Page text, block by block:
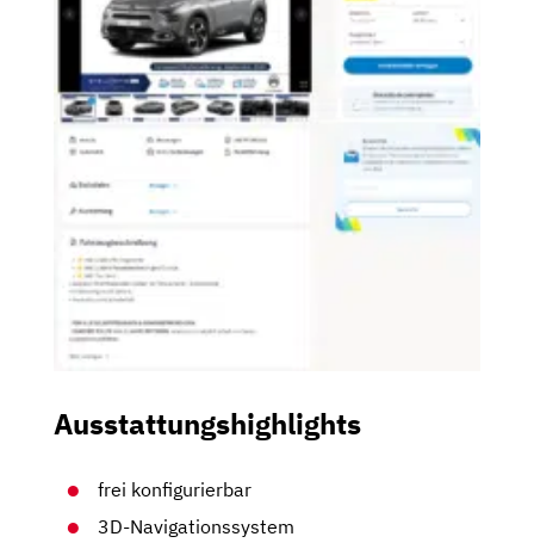
Ausstattungshighlights
frei konfigurierbar
3D-Navigationssystem